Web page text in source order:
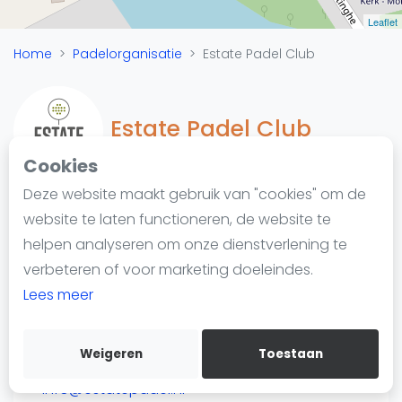
Cookies
Deze website maakt gebruik van "cookies" om de
website te laten functioneren, de website te
helpen analyseren om onze dienstverlening te
verbeteren of voor marketing doeleindes.
Lees meer
Weigeren Toestaan
Nieuws
Blog artikelen
Vragen over padel
Overige
Informatie
Over ons
Contact
Adverteren
Insights
WhatsApp
Join WhatsApp Community
Leaflet
Home Padelorganisatie Estate Padel Club
Estate Padel Club
Padelketen
Laan te Blotinghe 1
2282 NJ Rijswijk
https://www.estatepadel.nl/
info@estatepadel.nl